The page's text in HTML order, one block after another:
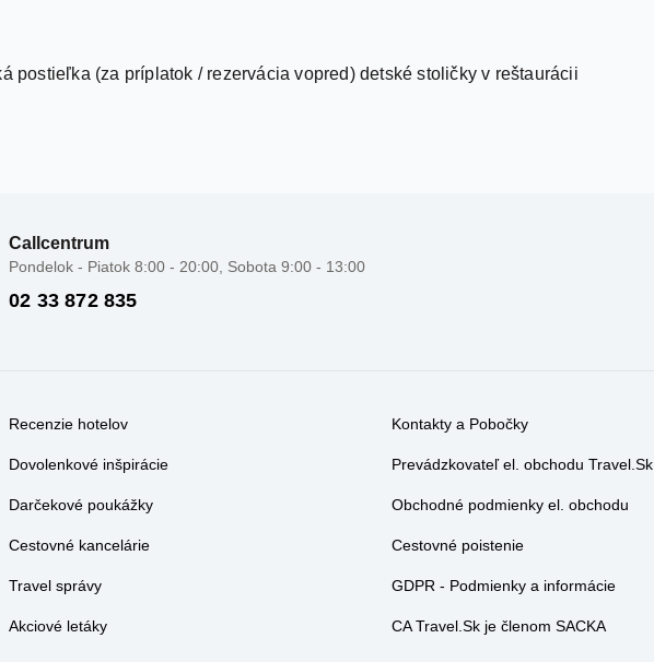
postieľka (za príplatok / rezervácia vopred) detské stoličky v reštaurácii
Callcentrum
Pondelok - Piatok 8:00 - 20:00, Sobota 9:00 - 13:00
02 33 872 835
Recenzie hotelov
Dovolenkové inšpirácie
Darčekové poukážky
Cestovné kancelárie
Travel správy
Akciové letáky
Kontakty a Pobočky
Prevádzkovateľ el. obchodu Travel.Sk
Obchodné podmienky el. obchodu
Cestovné poistenie
GDPR - Podmienky a informácie
CA Travel.Sk je členom SACKA